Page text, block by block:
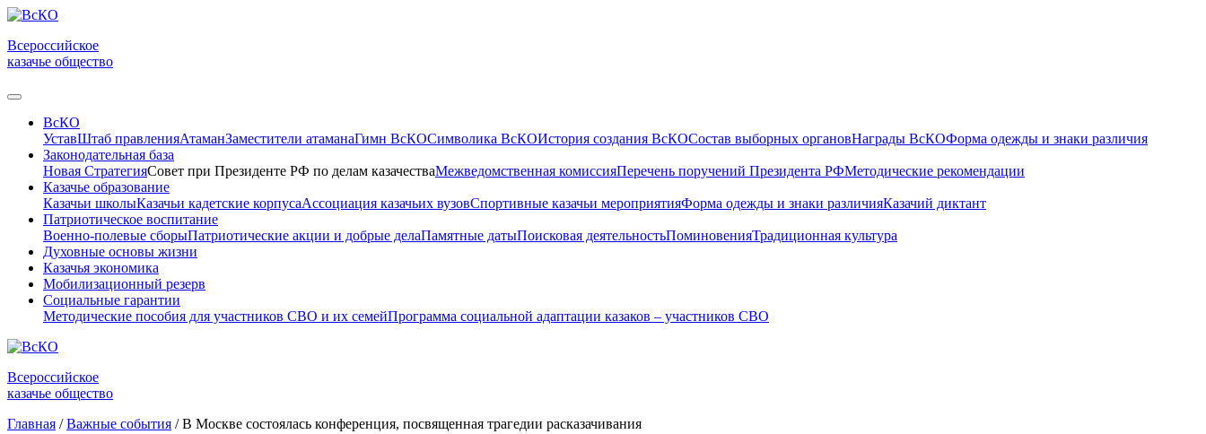
Всероссийское
казачье общество
ВсКО
УставШтаб правленияАтаманЗаместители атаманаГимн ВсКОСимволика ВсКОИстория создания ВсКОСостав выборных органовНаграды ВсКОФорма одежды и знаки различия
Законодательная база
Новая СтратегияСовет при Президенте РФ по делам казачестваМежведомственная комиссияПеречень поручений Президента РФМетодические рекомендации
Казачье образование
Казачьи школыКазачьи кадетские корпусаАссоциация казачьих вузовСпортивные казачьи мероприятияФорма одежды и знаки различияКазачий диктант
Патриотическое воспитание
Военно-полевые сборыПатриотические акции и добрые делаПамятные датыПоисковая деятельностьПоминовенияТрадиционная культура
Духовные основы жизни
Казачья экономика
Мобилизационный резерв
Социальные гарантии
Методические пособия для участников СВО и их семейПрограмма социальной адаптации казаков – участников СВО
Всероссийское
казачье общество
Главная / Важные события / В Москве состоялась конференция, посвященная трагедии расказачивания